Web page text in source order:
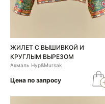
ЖИЛЕТ С ВЫШИВКОЙ И
КРУГЛЫМ ВЫРЕЗОМ
Акмаль Нур&Mursak
Цена по запросу